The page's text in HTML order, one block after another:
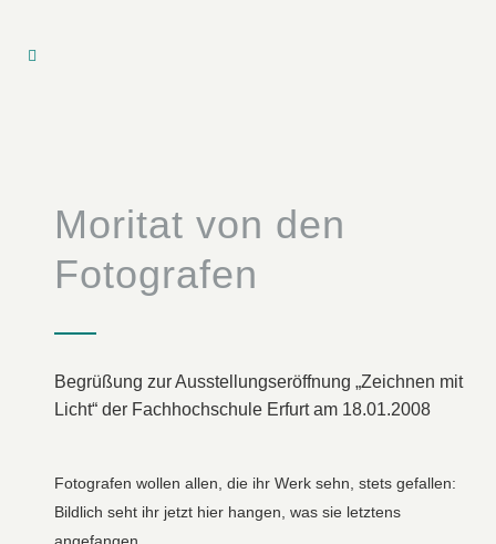
Moritat von den
Fotografen
Begrüßung zur Ausstellungseröffnung „Zeichnen mit
Licht“ der Fachhochschule Erfurt am 18.01.2008
Fotografen wollen allen, die ihr Werk sehn, stets gefallen:
Bildlich seht ihr jetzt hier hangen, was sie letztens